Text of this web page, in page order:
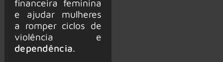
financeira feminina
e ajudar mulheres
a romper ciclos de
violência e
dependência.